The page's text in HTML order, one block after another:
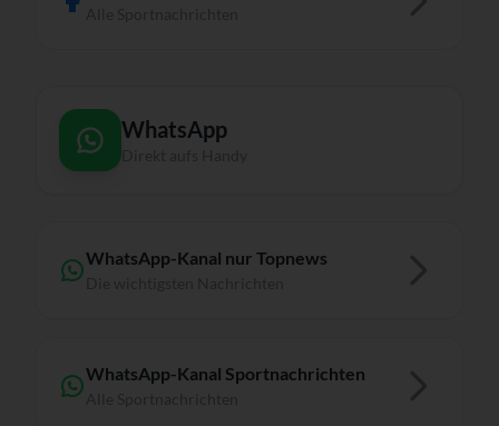
WhatsApp
WhatsApp-Kanal nur Topnews
WhatsApp-Kanal Sportnachrichten